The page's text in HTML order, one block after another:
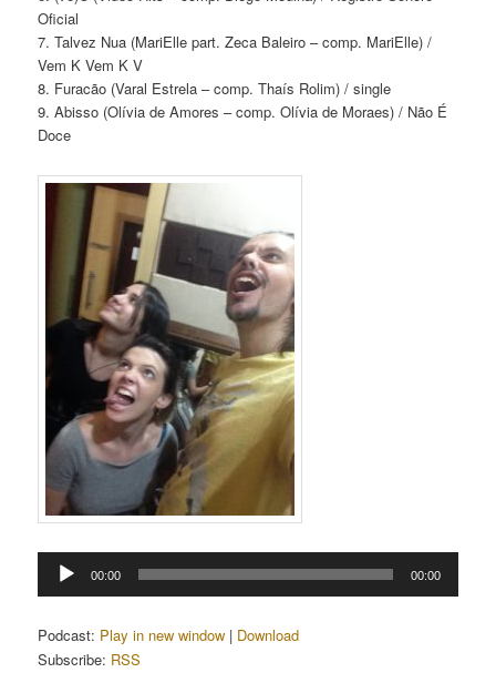
Oficial
7. Talvez Nua (MariElle part. Zeca Baleiro – comp. MariElle) /
Vem K Vem K V
8. Furacão (Varal Estrela – comp. Thaís Rolim) / single
9. Abisso (Olívia de Amores – comp. Olívia de Moraes) / Não É
Doce
Tocador
00:00 00:00
Podcast: Play in new window | Download
Subscribe: RSS